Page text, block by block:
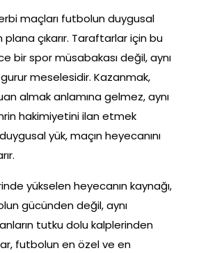
maçları futbolun duygusal
çıkarır. Taraftarlar için bu
bir spor müsabakası değil, aynı
meselesidir. Kazanmak,
almak anlamına gelmez, aynı
hakimiyetini ilan etmek
yük, maçın heyecanını
yükselen heyecanın kaynağı,
gücünden değil, aynı
tutku dolu kalplerinden
futbolun en özel ve en